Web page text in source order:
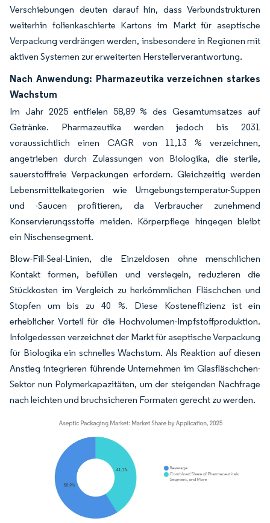
Verschiebungen deuten darauf hin, dass Verbundstrukturen
weiterhin folienkaschierte Kartons im Markt für aseptische
Verpackung verdrängen werden, insbesondere in Regionen mit
aktiven Systemen zur erweiterten Herstellerverantwortung.
Nach Anwendung: Pharmazeutika verzeichnen starkes
Wachstum
Im Jahr 2025 entfielen 58,89 % des Gesamtumsatzes auf
Getränke. Pharmazeutika werden jedoch bis 2031
voraussichtlich einen CAGR von 11,13 % verzeichnen,
angetrieben durch Zulassungen von Biologika, die sterile,
sauerstofffreie Verpackungen erfordern. Gleichzeitig werden
Lebensmittelkategorien wie Umgebungstemperatur-Suppen
und -Saucen profitieren, da Verbraucher zunehmend
Konservierungsstoffe meiden. Körperpflege hingegen bleibt
ein Nischensegment.
Blow-Fill-Seal-Linien, die Einzeldosen ohne menschlichen
Kontakt formen, befüllen und versiegeln, reduzieren die
Stückkosten im Vergleich zu herkömmlichen Fläschchen und
Stopfen um bis zu 40 %. Diese Kosteneffizienz ist ein
erheblicher Vorteil für die Hochvolumen-Impfstoffproduktion.
Infolgedessen verzeichnet der Markt für aseptische Verpackung
für Biologika ein schnelles Wachstum. Als Reaktion auf diesen
Anstieg integrieren führende Unternehmen im Glasfläschchen-
Sektor nun Polymerkapazitäten, um der steigenden Nachfrage
nach leichten und bruchsicheren Formaten gerecht zu werden.